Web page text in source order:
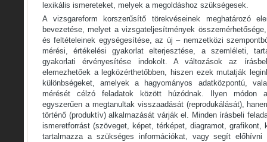
lexikális ismereteket, melyek a megoldáshoz szükségesek.
A vizsgareform korszerűsítő törekvéseinek meghatározó
bevezetése, melyet a vizsgateljesítmények
és feltételeinek egységesítése, az új – nemzetközi
mérési, értékelési gyakorlat elterjesztése, a szemléleti,
gyakorlati érvényesítése indokolt. A változások az
elemezhetőek a legközérthetőbben, hiszen ezek mutatják
különbségeket, amelyek a hagyományos adatközpontú,
mérését célzó feladatok között húzódnak. Ilyen módon
egyszerűen a megtanultak visszaadását (reprodukálását),
történő (produktív) alkalmazását várják el. Minden írásbeli
ismeretforrást (szöveget, képet, térképet, diagramot, grafikont,
tartalmazza a szükséges információkat, vagy segít előhívni